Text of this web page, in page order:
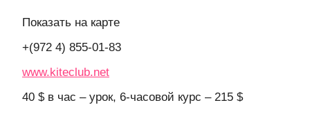
Показать на карте
+(972 4) 855-01-83
www.kiteclub.net
40 $ в час – урок, 6-часовой курс – 215 $